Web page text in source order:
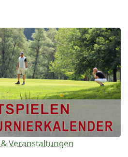
Veranstaltungen